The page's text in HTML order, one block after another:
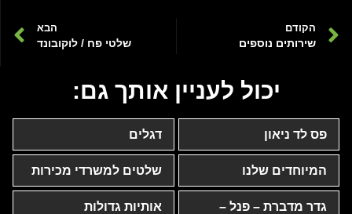
הקודם
שירותים נוספים
הבא
שלטי פח / לוקובונד
יכול לעניין אותך גם:
פס לד ניאון דגלים
המיוחדים שלנו שלטים למשרדי מכירות
גדר מדברת – פנל – אותיות גדולות